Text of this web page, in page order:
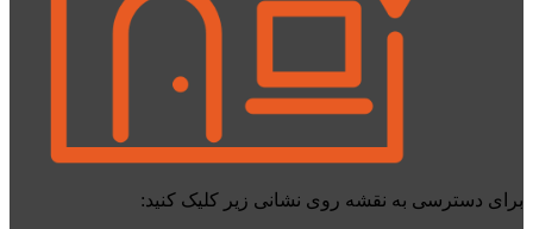
برای دسترسی به نقشه روی نشانی زیر کلیک کنید: